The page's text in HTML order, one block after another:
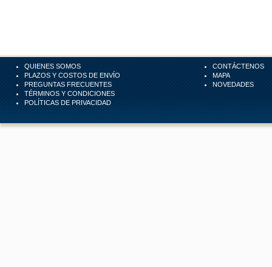
QUIENES SOMOS
PLAZOS Y COSTOS DE ENVÍO
PREGUNTAS FRECUENTES
TÉRMINOS Y CONDICIONES
POLÍTICAS DE PRIVACIDAD
CONTÁCTENOS
MAPA
NOVEDADES